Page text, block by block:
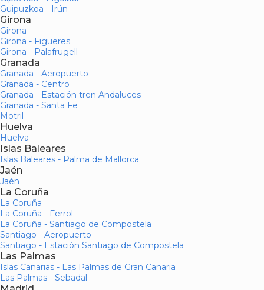
Guipuzkoa - Irún
Girona
Girona
Girona - Figueres
Girona - Palafrugell
Granada
Granada - Aeropuerto
Granada - Centro
Granada - Estación tren Andaluces
Granada - Santa Fe
Motril
Huelva
Huelva
Islas Baleares
Islas Baleares - Palma de Mallorca
Jaén
Jaén
La Coruña
La Coruña
La Coruña - Ferrol
La Coruña - Santiago de Compostela
Santiago - Aeropuerto
Santiago - Estación Santiago de Compostela
Las Palmas
Islas Canarias - Las Palmas de Gran Canaria
Las Palmas - Sebadal